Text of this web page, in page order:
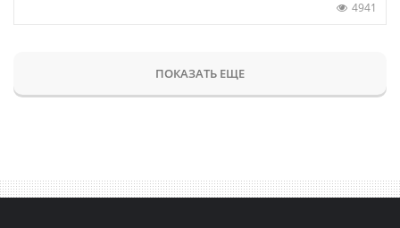
4941
ПОКАЗАТЬ ЕЩЕ